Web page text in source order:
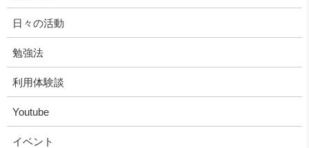
日々の活動
勉強法
利用体験談
Youtube
イベント